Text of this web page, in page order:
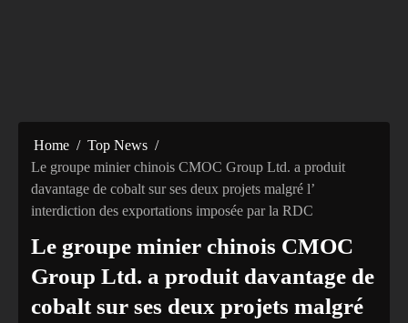
Home
Top News
Le groupe minier chinois CMOC Group Ltd. a produit
davantage de cobalt sur ses deux projets malgré l’
interdiction des exportations imposée par la RDC
Le groupe minier chinois CMOC
Group Ltd. a produit davantage de
cobalt sur ses deux projets malgré